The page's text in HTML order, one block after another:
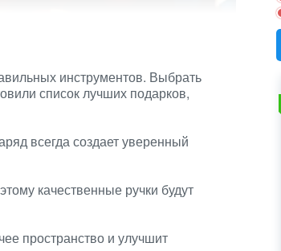
инструментов. Выбрать
список лучших подарков,
всегда создает уверенный
качественные ручки будут
пространство и улучшит